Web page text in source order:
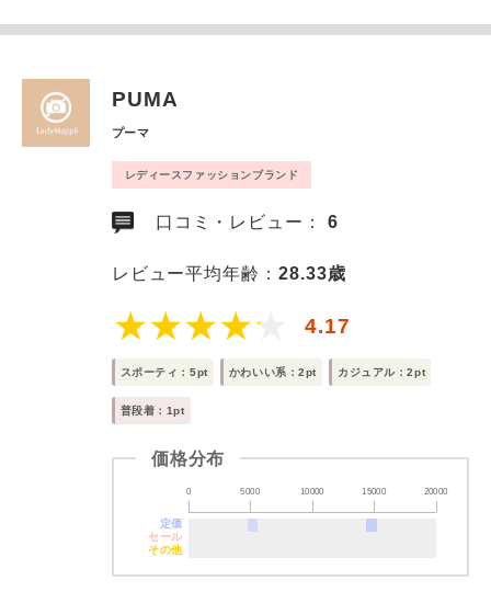
PUMA
プーマ
レディースファッションブランド
口コミ・レビュー：6
レビュー平均年齢：28.33歳
4.17
スポーティ：5pt かわいい系：2pt カジュアル：2pt
普段着：1pt
価格分布
0 5000 10000 15000 20000
定価
セール
その他